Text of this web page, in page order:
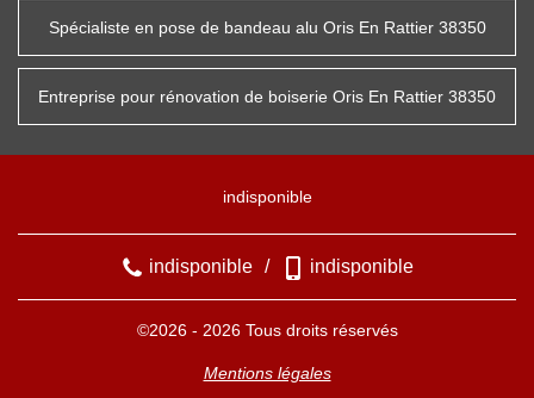
Spécialiste en pose de bandeau alu Oris En Rattier 38350
Entreprise pour rénovation de boiserie Oris En Rattier 38350
indisponible
indisponible / indisponible
©2026 - 2026 Tous droits réservés
Mentions légales